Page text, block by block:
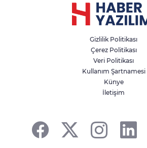
Gizlilik Politikası
Çerez Politikası
Veri Politikası
Kullanım Şartnamesi
Künye
İletişim